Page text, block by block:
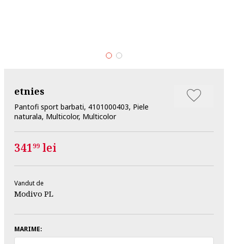
etnies
Pantofi sport barbati, 4101000403, Piele
naturala, Multicolor, Multicolor
34199 lei
Vandut de
Modivo PL
MARIME: